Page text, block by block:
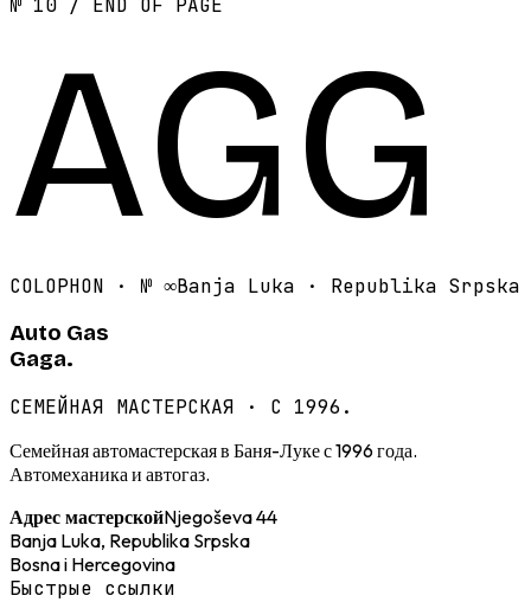
AGG
COLOPHON · № ∞Banja Luka · Republika Srpska
Auto Gas
Gaga.
СЕМЕЙНАЯ МАСТЕРСКАЯ · С 1996.
Семейная автомастерская в Баня-Луке с 1996 года.
Автомеханика и автогаз.
Адрес мастерскойNjegoševa 44
Banja Luka, Republika Srpska
Bosna i Hercegovina
Быстрые ссылки